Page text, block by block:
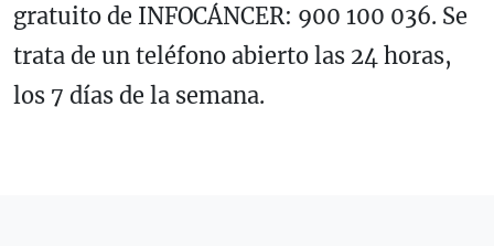
gratuito de INFOCÁNCER: 900 100 036. Se
trata de un teléfono abierto las 24 horas,
los 7 días de la semana.